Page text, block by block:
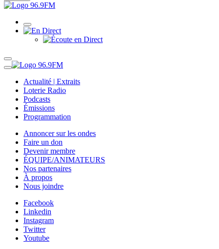
Actualité | Extraits
Loterie Radio
Podcasts
Émissions
Programmation
Annoncer sur les ondes
Faire un don
Devenir membre
ÉQUIPE/ANIMATEURS
Nos partenaires
À propos
Nous joindre
Facebook
Linkedin
Instagram
Twitter
Youtube